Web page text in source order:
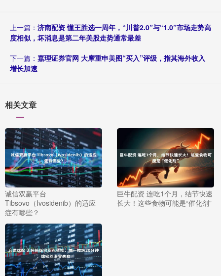
上一篇： 济南配资 懂王胜选一周年，“川普2.0”与“1.0”市场走势高
度相似，坏消息是第二年美股走势通常最差
下一篇： 嘉理证券官网 大摩重申美图“买入”评级，指其海外收入
增长加速
相关文章
诚信双赢平台
Tibsovo（Ivosidenib）的适应
症有哪些？
巨牛配资 连吃1个月，结节快速
长大！这些食物可能是“催化剂”